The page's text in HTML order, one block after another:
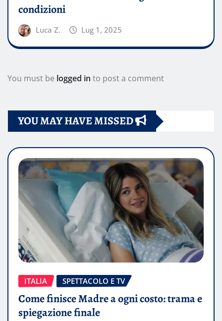
condizioni
Luca Z. Lug 1, 2025
You must be logged in to post a comment
YOU MAY HAVE MISSED
ITALIA SPETTACOLO E TV
Come finisce Madre a ogni costo: trama e
spiegazione finale